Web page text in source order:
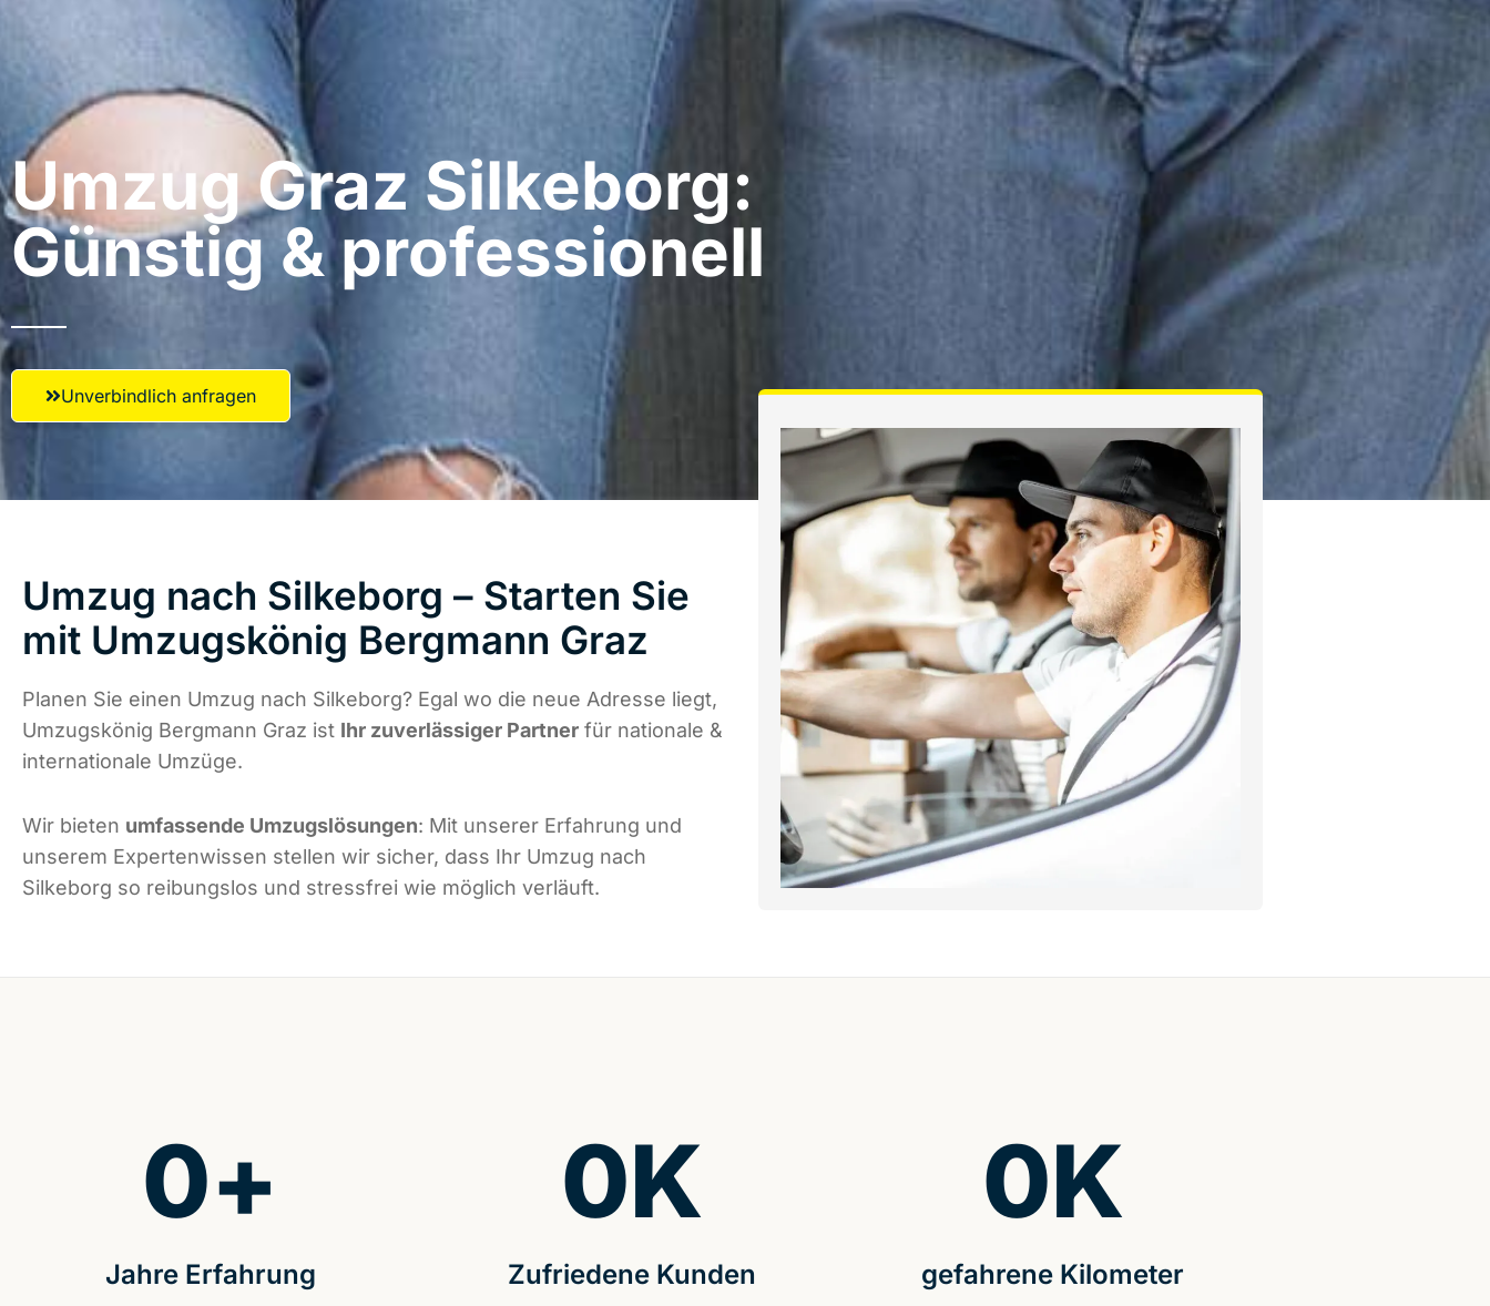
Umzug Graz​ Silkeborg:
Günstig & professionell​
Unverbindlich anfragen
Umzug nach Silkeborg – Starten Sie
mit Umzugskönig Bergmann Graz
Planen Sie einen Umzug nach Silkeborg? Egal wo die neue Adresse liegt,
Umzugskönig Bergmann Graz ist Ihr zuverlässiger Partner für nationale &
internationale Umzüge.
Wir bieten umfassende Umzugslösungen: Mit unserer Erfahrung und
unserem Expertenwissen stellen wir sicher, dass Ihr Umzug nach
Silkeborg so reibungslos und stressfrei wie möglich verläuft.
Jahre Erfahrung
0+
Zufriedene Kunden
0K
gefahrene Kilometer
0K